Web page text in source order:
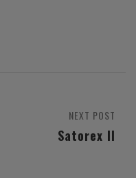
NEXT POST
Satorex II